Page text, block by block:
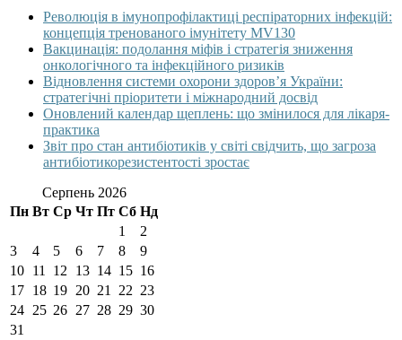
Революція в імунопрофілактиці респіраторних інфекцій:
концепція тренованого імунітету MV130
Вакцинація: подолання міфів і стратегія зниження
онкологічного та інфекційного ризиків
Відновлення системи охорони здоров’я України:
стратегічні пріоритети і міжнародний досвід
Оновлений календар щеплень: що змінилося для лікаря-
практика
Звіт про стан антибіотиків у світі свідчить, що загроза
антибіотикорезистентості зростає
Серпень 2026
Пн Вт Ср Чт Пт Сб Нд
1
2
3
4 5 6 7 8
9
10 11 12 13 14 15 16
17 18 19 20 21 22 23
24 25 26 27 28 29 30
31